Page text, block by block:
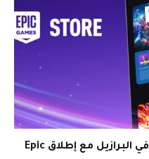
تعود لعبة Fortnite إلى iPhone في البرازيل مع إطلاق Epic